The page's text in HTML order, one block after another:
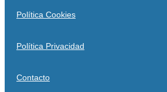
Política Cookies
Política Privacidad
Contacto